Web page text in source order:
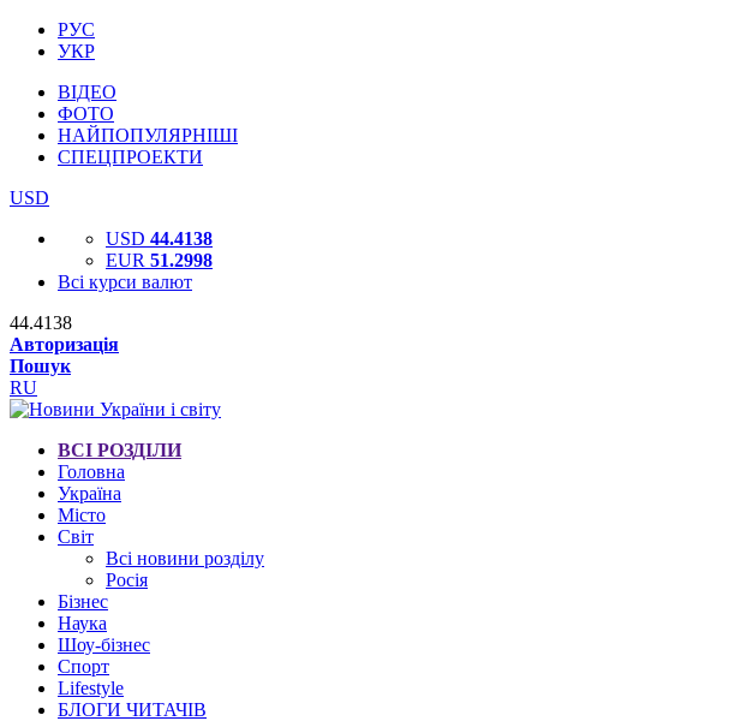
РУС
УКР
ВІДЕО
ФОТО
НАЙПОПУЛЯРНІШІ
СПЕЦПРОЕКТИ
USD
USD 44.4138
EUR 51.2998
Всі курси валют
44.4138
Авторизація
Пошук
RU
ВСІ РОЗДІЛИ
Головна
Україна
Місто
Світ
Всі новини розділу
Росія
Бізнес
Наука
Шоу-бізнес
Спорт
Lifestyle
БЛОГИ ЧИТАЧІВ